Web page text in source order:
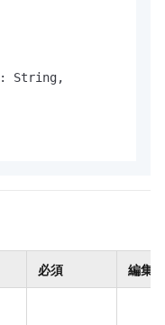
: String,
必須 編集